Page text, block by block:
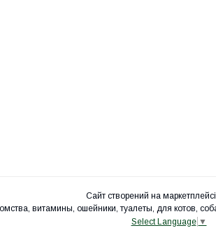
Сайт створений на маркетплейсі
Select Language ▼